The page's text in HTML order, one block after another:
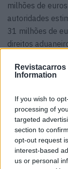
Revistacarros
Information
If you wish to
processing of
targeted
section to
opt-out request
interest-based
us or personal
milhões de
autoridades
31 milhões de
direitos
A Europol, em
prendeu dez
origem lituana,
Foram
empresas
diminuir o valor
Europa.